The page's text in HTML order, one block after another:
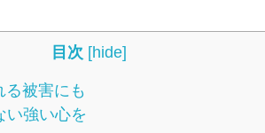
目次 [hide]
る被害にも
い強い心を